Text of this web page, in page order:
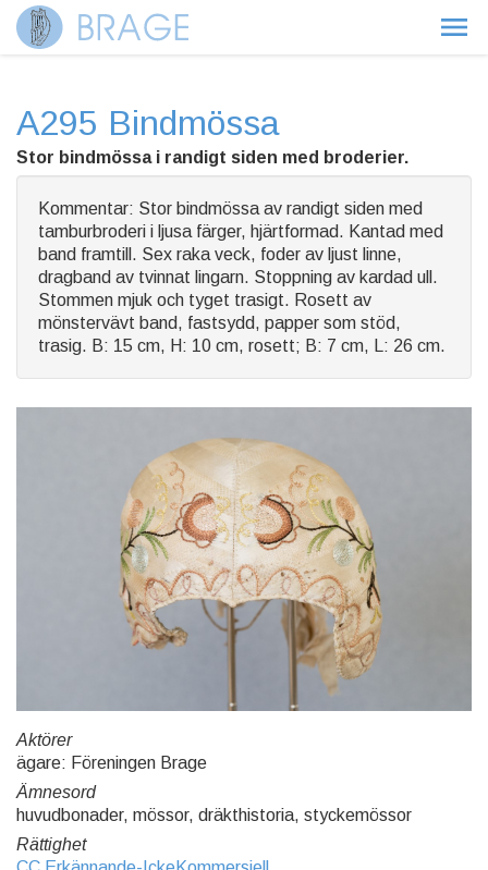
A295 Bindmössa
Stor bindmössa i randigt siden med broderier.
Kommentar: Stor bindmössa av randigt siden med
tamburbroderi i ljusa färger, hjärtformad. Kantad med
band framtill. Sex raka veck, foder av ljust linne,
dragband av tvinnat lingarn. Stoppning av kardad ull.
Stommen mjuk och tyget trasigt. Rosett av
mönstervävt band, fastsydd, papper som stöd,
trasig. B: 15 cm, H: 10 cm, rosett; B: 7 cm, L: 26 cm.
Aktörer
ägare: Föreningen Brage
Ämnesord
huvudbonader, mössor, dräkthistoria, styckemössor
Rättighet